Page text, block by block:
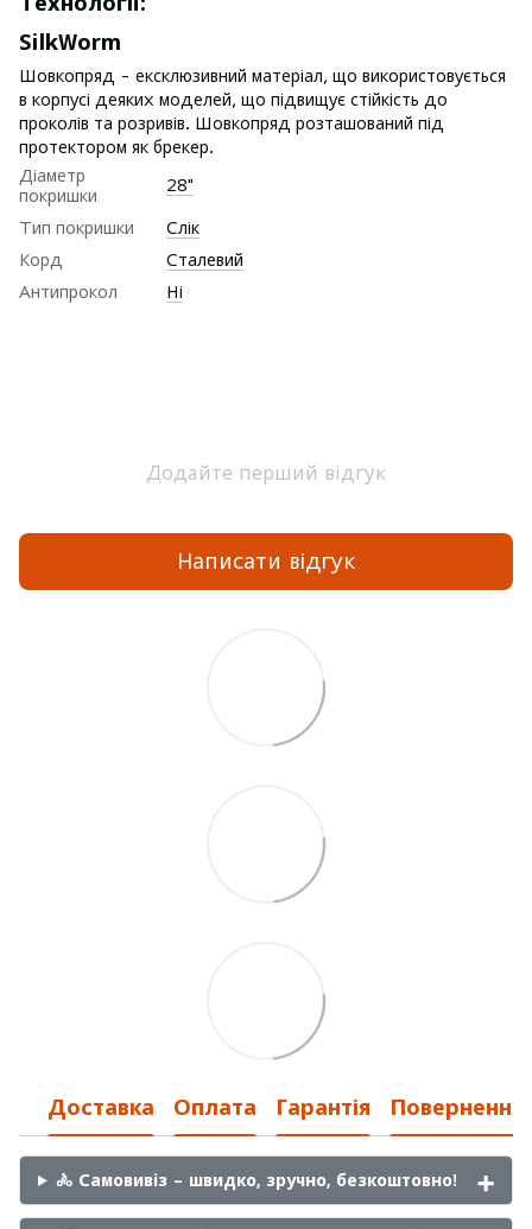
SilkWorm
Шовкопряд - ексклюзивний матеріал, що використовується
в корпусі деяких моделей, що підвищує стійкість до
проколів та розривів. Шовкопряд розташований під
протектором як брекер.
Діаметр
покришки
28"
Тип покришки
Слік
Корд
Сталевий
Антипрокол
Ні
Додайте перший відгук
Написати відгук
Доставка Оплата Гарантія Повернення
🚴 Самовивіз – швидко, зручно, безкоштовно!